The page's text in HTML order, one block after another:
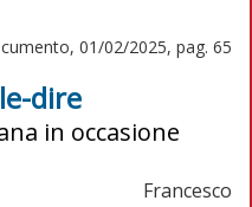
01/02/2025, pag. 65
dire
in occasione
Francesco